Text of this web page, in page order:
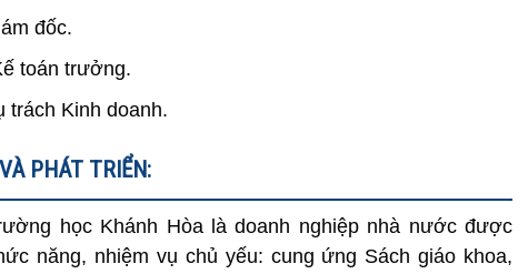
đốc.
toán trưởng.
trách Kinh doanh.
PHÁT TRIỂN:
học Khánh Hòa là doanh nghiệp nhà nước được
năng, nhiệm vụ chủ yếu: cung ứng Sách giáo khoa,